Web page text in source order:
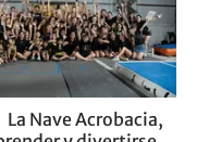
La Nave Acrobacia,